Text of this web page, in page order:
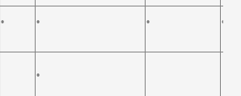
• • • •
•